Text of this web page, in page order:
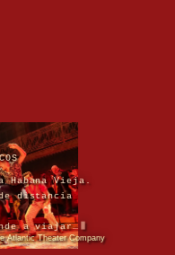
Habana Vieja.
distancia
a viajar…
Atlantic Theater Company